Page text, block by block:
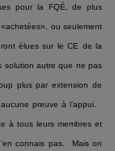
pour la FQÉ, de plus
ou seulement
élues sur le CE de la
solution autre que ne pas
plus par extension de
preuve à l’appui.
à tous leurs membres et
connais pas. Mais on